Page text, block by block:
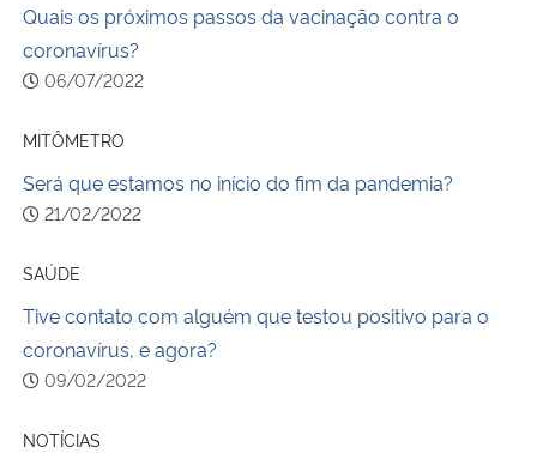
Quais os próximos passos da vacinação contra o
coronavírus?
06/07/2022
MITÔMETRO
Será que estamos no início do fim da pandemia?
21/02/2022
SAÚDE
Tive contato com alguém que testou positivo para o
coronavírus, e agora?
09/02/2022
NOTÍCIAS